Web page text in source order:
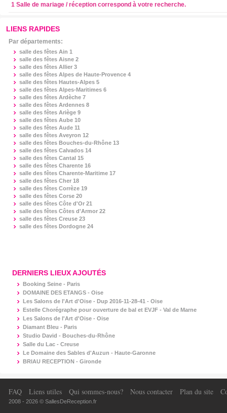
1 Salle de mariage / réception correspond à votre recherche.
LIENS RAPIDES
Par départements:
salle des fêtes Ain 1
salle des fêtes Aisne 2
salle des fêtes Allier 3
salle des fêtes Alpes de Haute-Provence 4
salle des fêtes Hautes-Alpes 5
salle des fêtes Alpes-Maritimes 6
salle des fêtes Ardèche 7
salle des fêtes Ardennes 8
salle des fêtes Ariège 9
salle des fêtes Aube 10
salle des fêtes Aude 11
salle des fêtes Aveyron 12
salle des fêtes Bouches-du-Rhône 13
salle des fêtes Calvados 14
salle des fêtes Cantal 15
salle des fêtes Charente 16
salle des fêtes Charente-Maritime 17
salle des fêtes Cher 18
salle des fêtes Corrèze 19
salle des fêtes Corse 20
salle des fêtes Côte d'Or 21
salle des fêtes Côtes d'Armor 22
salle des fêtes Creuse 23
salle des fêtes Dordogne 24
DERNIERS LIEUX AJOUTÉS
Booking Seine - Paris
DOMAINE DES ETANGS - Oise
Les Salons de l'Art d'Oise - Dup 2016-11-28-41 - Oise
Estelle Chorégraphe pour ouverture de bal et EVJF - Val de Marne
Les Salons de l'Art d'Oise - Oise
Diamant Bleu - Paris
Studio David - Bouches-du-Rhône
Salle du Lac - Creuse
Le Domaine des Sables d'Auzun - Haute-Garonne
BRIAU RECEPTION - Gironde
FAQ Liens utiles Qui sommes-nous? Nous contacter Plan du site
2008 - 2026 © SallesDeReception.fr